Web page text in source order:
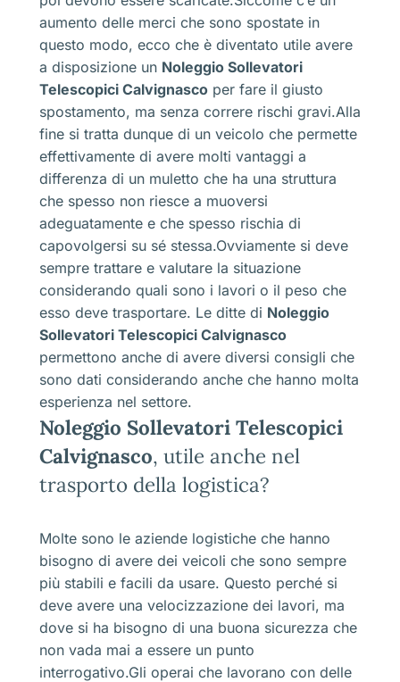
aumento delle merci che sono spostate in
questo modo, ecco che è diventato utile avere
a disposizione un Noleggio Sollevatori
Telescopici Calvignasco per fare il giusto
spostamento, ma senza correre rischi gravi.Alla
fine si tratta dunque di un veicolo che permette
effettivamente di avere molti vantaggi a
differenza di un muletto che ha una struttura
che spesso non riesce a muoversi
adeguatamente e che spesso rischia di
capovolgersi su sé stessa.Ovviamente si deve
sempre trattare e valutare la situazione
considerando quali sono i lavori o il peso che
esso deve trasportare. Le ditte di Noleggio
Sollevatori Telescopici Calvignasco
permettono anche di avere diversi consigli che
sono dati considerando anche che hanno molta
esperienza nel settore.
Noleggio Sollevatori Telescopici
Calvignasco, utile anche nel
trasporto della logistica?
Molte sono le aziende logistiche che hanno
bisogno di avere dei veicoli che sono sempre
più stabili e facili da usare. Questo perché si
deve avere una velocizzazione dei lavori, ma
dove si ha bisogno di una buona sicurezza che
non vada mai a essere un punto
interrogativo.Gli operai che lavorano con delle